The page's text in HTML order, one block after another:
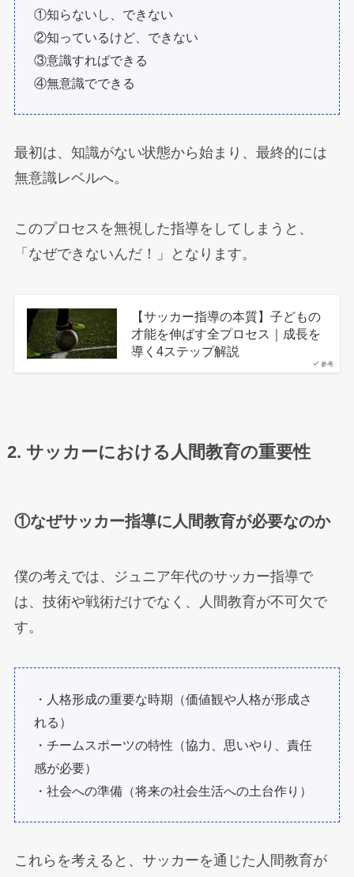
①知らないし、できない
②知っているけど、できない
③意識すればできる
④無意識でできる
最初は、知識がない状態から始まり、最終的には
無意識レベルへ。
このプロセスを無視した指導をしてしまうと、
「なぜできないんだ！」となります。
参考
【サッカー指導の本質】子どもの
才能を伸ばす全プロセス｜成長を
導く4ステップ解説
2. サッカーにおける人間教育の重要性
①なぜサッカー指導に人間教育が必要なのか
僕の考えでは、ジュニア年代のサッカー指導で
は、技術や戦術だけでなく、人間教育が不可欠で
す。
・人格形成の重要な時期（価値観や人格が形成さ
れる）
・チームスポーツの特性（協力、思いやり、責任
感が必要）
・社会への準備（将来の社会生活への土台作り）
これらを考えると、サッカーを通じた人間教育が